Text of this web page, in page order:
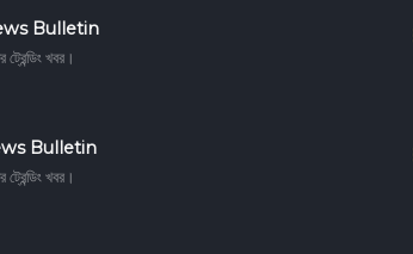
Bulletin
খবর।
Bulletin
খবর।